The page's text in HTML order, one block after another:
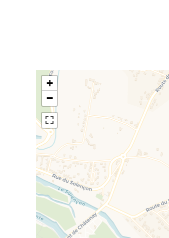
+
−